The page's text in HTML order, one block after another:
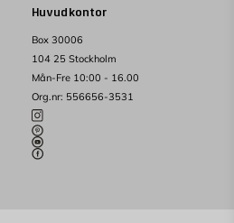
Huvudkontor
Box 30006
104 25 Stockholm
Mån-Fre 10:00 - 16.00
Org.nr: 556656-3531